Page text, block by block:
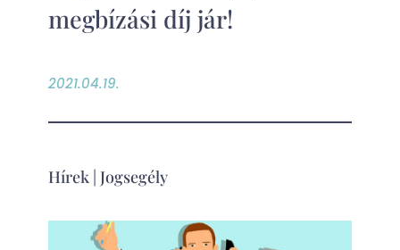
megbízási díj jár!
2021.04.19.
Hírek| Jogsegély